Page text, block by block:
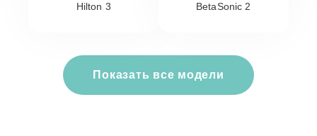
Hilton 3 BetaSonic 2
Показать все модели